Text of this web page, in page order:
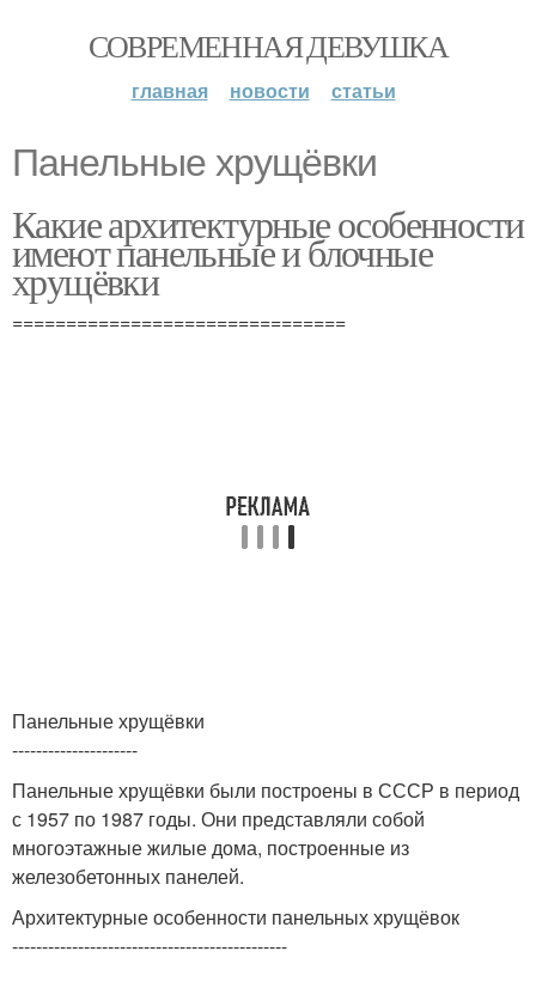
СОВРЕМЕННАЯ ДЕВУШКА
главная новости статьи
Панельные хрущёвки
Какие архитектурные особенности
имеют панельные и блочные
хрущёвки
===============================
Панельные хрущёвки
---------------------
Панельные хрущёвки были построены в СССР в период
с 1957 по 1987 годы. Они представляли собой
многоэтажные жилые дома, построенные из
железобетонных панелей.
Архитектурные особенности панельных хрущёвок
----------------------------------------------